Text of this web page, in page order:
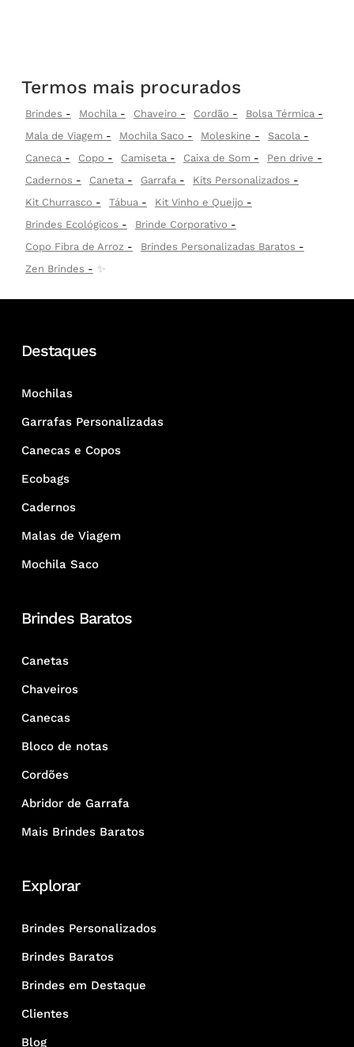
Termos mais procurados
Brindes Mochila Chaveiro Cordão
Bolsa Térmica
Mala de Viagem
Mochila Saco Moleskine
Sacola
Caneca
Copo Camiseta Caixa de Som
Pen drive
Cadernos
Caneta Garrafa
Kits Personalizados
Kit Churrasco
Tábua
Kit Vinho e Queijo
Brindes Ecológicos
Brinde Corporativo
Copo Fibra de Arroz
Brindes Personalizadas Baratos
Zen Brindes
✨
Destaques
Mochilas
Garrafas Personalizadas
Canecas e Copos
Ecobags
Cadernos
Malas de Viagem
Mochila Saco
Brindes Baratos
Canetas
Chaveiros
Canecas
Bloco de notas
Cordões
Abridor de Garrafa
Mais Brindes Baratos
Explorar
Brindes Personalizados
Brindes Baratos
Brindes em Destaque
Clientes
Blog